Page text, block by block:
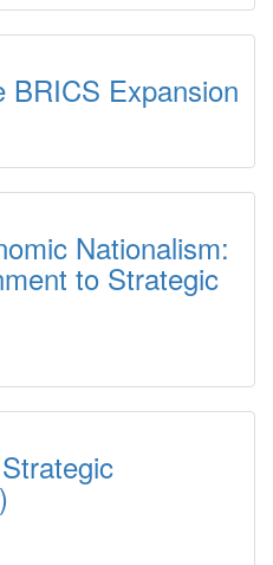
BRICS Expansion
Nationalism:
to Strategic